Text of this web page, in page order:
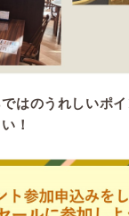
はのうれしいポイ
！